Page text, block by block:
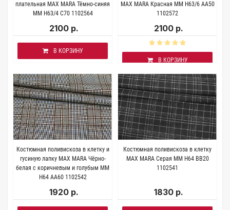
плательная MAX MARA Тёмно-синяя
MM H63/4 C70 1102564
2100 р.
В КОРЗИНУ
MAX MARA Красная MM H63/6 AA50
1102572
2100 р.
В КОРЗИНУ
Костюмная поливискоза в клетку и
гусиную лапку MAX MARA Чёрно-
белая с коричневым и голубым MM
H64 AA60 1102542
1920 р.
Костюмная поливискоза в клетку
MAX MARA Серая MM H64 BB20
1102541
1830 р.